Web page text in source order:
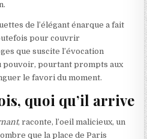
de l’élégant énarque a fait
pour couvrir
que suscite l’évocation
pouvoir, pourtant prompts aux
le favori du moment.
quoi qu’il arrive
, raconte, l’oeil malicieux, un
que la place de Paris